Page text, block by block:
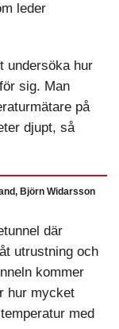
leder
undersöka hur
sig. Man
på
djupt, så
Björn Widarsson
där
utrustning och
kommer
hur mycket
med